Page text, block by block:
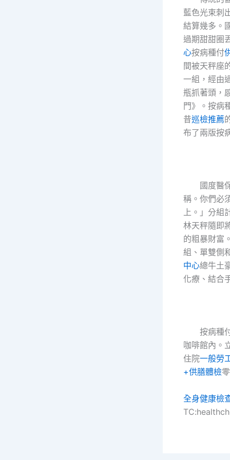
藍色光束刺
結算幾多。
過期甜甜圈
心按病種付
間被天秤座
一組，經由
瓶抓著頭，
門》。按病
昔巡檢推薦
布了兩版按
國度醫
稱。你們必
上。」分組
林天秤隨即
的粗暴財富
組、單雙側
中心總牛土
化療、結合
按病種
咖啡館內。
住院一般勞
+供膳體檢
全身健康檢